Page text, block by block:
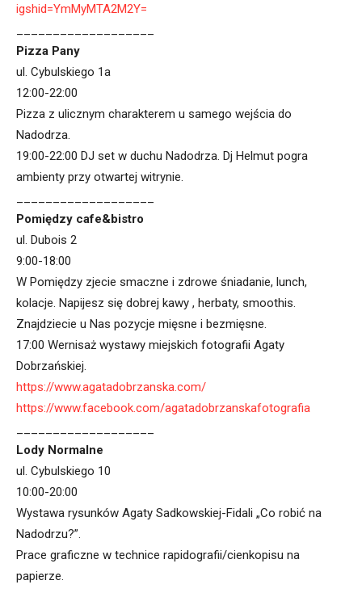
igshid=YmMyMTA2M2Y=
Pizza Pany
ul. Cybulskiego 1a
12:00-22:00
Pizza z ulicznym charakterem u samego wejścia do
Nadodrza.
19:00-22:00 DJ set w duchu Nadodrza. Dj Helmut pogra
ambienty przy otwartej witrynie.
Pomiędzy cafe&bistro
ul. Dubois 2
9:00-18:00
W Pomiędzy zjecie smaczne i zdrowe śniadanie, lunch,
kolacje. Napijesz się dobrej kawy , herbaty, smoothis.
Znajdziecie u Nas pozycje mięsne i bezmięsne.
17:00 Wernisaż wystawy miejskich fotografii Agaty
Dobrzańskiej.
https://www.agatadobrzanska.com/
https://www.facebook.com/agatadobrzanskafotografia
Lody Normalne
ul. Cybulskiego 10
10:00-20:00
Wystawa rysunków Agaty Sadkowskiej-Fidali „Co robić na
Nadodrzu?”.
Prace graficzne w technice rapidografii/cienkopisu na
papierze.